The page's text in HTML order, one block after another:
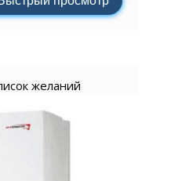
желаний